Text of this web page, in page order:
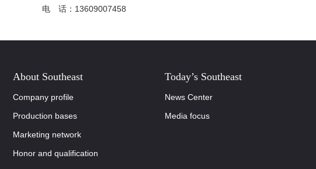
电 话：13609007458
About Southeast
Company profile
Production bases
Marketing network
Honor and qualification
Today’s Southeast
News Center
Media focus